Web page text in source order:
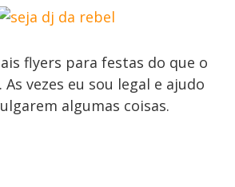
flyers para festas do que o
vezes eu sou legal e ajudo
algumas coisas.